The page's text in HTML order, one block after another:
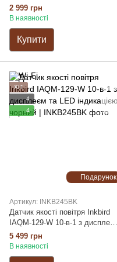
2 999 грн
В наявності
Купити
Подарунок
ХІТ
4
4
Артикул: INKB245BK
Датчик якості повітря Inkbird
IAQM-129-W 10-в-1 з дисплеєм
та LED індикацією чорний
5 499 грн
В наявності